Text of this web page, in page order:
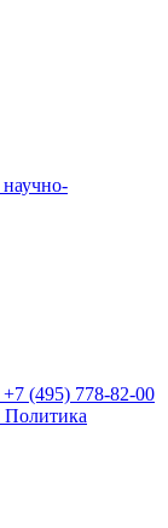
научно-
+7 (495) 778-82-00
Политика